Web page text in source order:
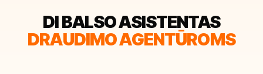
DI BALSO ASISTENTAS
DRAUDIMO AGENTŪROMS